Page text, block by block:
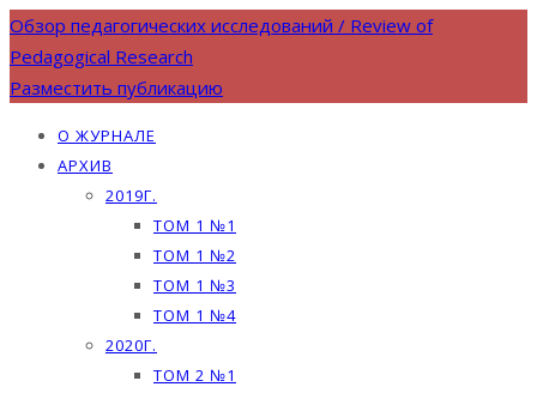
Обзор педагогических исследований / Review of
Pedagogical Research
Разместить публикацию
О ЖУРНАЛЕ
АРХИВ
2019Г.
ТОМ 1 №1
ТОМ 1 №2
ТОМ 1 №3
ТОМ 1 №4
2020Г.
ТОМ 2 №1